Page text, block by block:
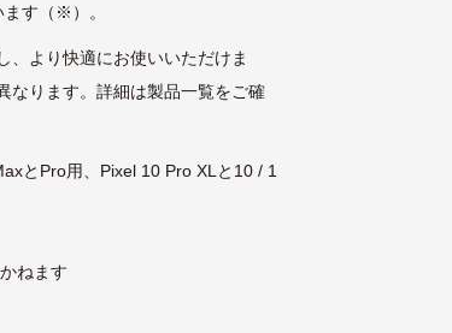
す（※）。
、より快適にお使いいただけま
なります。詳細は製品一覧をご確
とPro用、Pixel 10 Pro XLと10 / 1
ねます